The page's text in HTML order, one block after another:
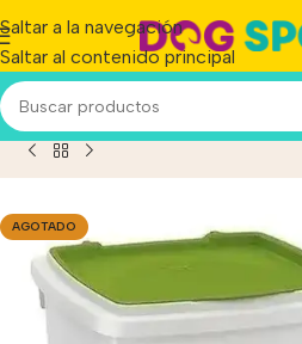
Saltar a la navegación
Saltar al contenido principal
Comida P/perros Ferplast
AGOTADO